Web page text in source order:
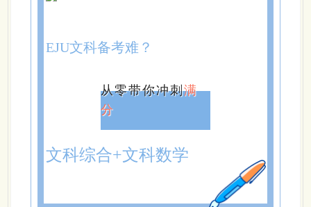
EJU文科备考难？
从零带你冲刺满
分
文科综合+文科数学